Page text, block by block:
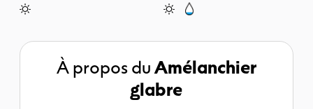
À propos duAmélanchier
glabre